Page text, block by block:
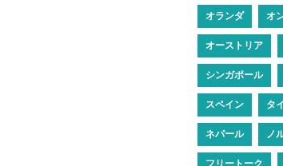
オランダ オ
オーストリア
シンガポール
スペイン タ
ネパール ノ
フリートーク